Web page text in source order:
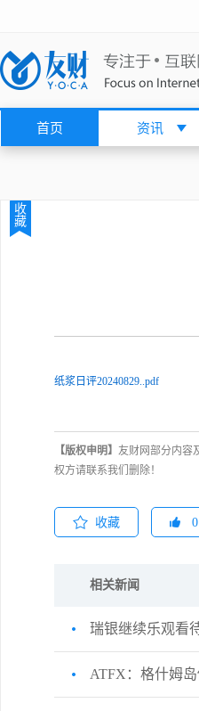
首页 资讯
收
藏
纸浆日评20240829..pdf
【版权申明】 友财网部分内容
权方请联系我们删除！
收藏 0
相关新闻
瑞银继续乐观看
ATFX：格什姆